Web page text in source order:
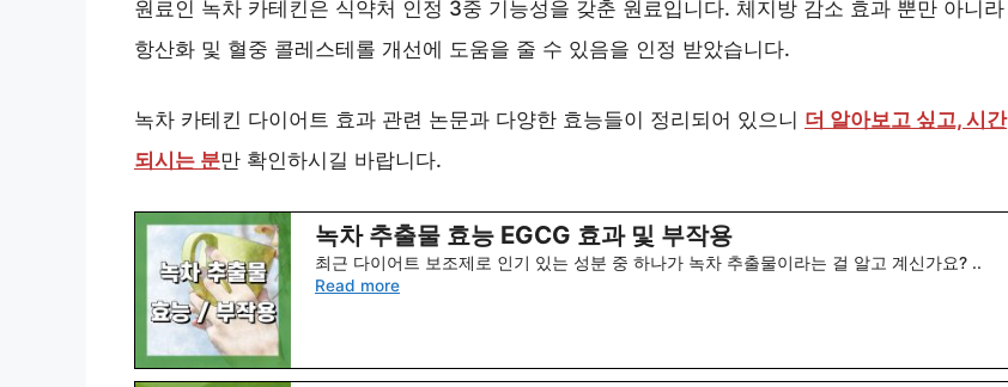
원료인 녹차 카테킨은 식약처 인정 3중 기능성을 갖춘 원료입니다. 체지방 감소 효과 뿐만 아니라
항산화 및 혈중 콜레스테롤 개선에 도움을 줄 수 있음을 인정 받았습니다.
녹차 카테킨 다이어트 효과 관련 논문과 다양한 효능들이 정리되어 있으니 더 알아보고 싶고, 시간
되시는 분만 확인하시길 바랍니다.
녹차 추출물 효능 EGCG 효과 및 부작용
최근 다이어트 보조제로 인기 있는 성분 중 하나가 녹차 추출물이라는 걸 알고 계신가요? ..
Read more